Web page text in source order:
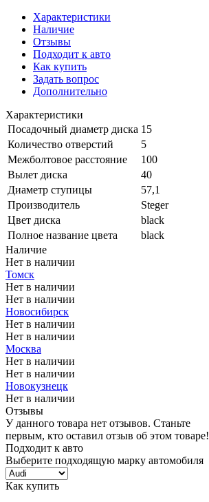
Характеристики
Наличие
Отзывы
Подходит к авто
Как купить
Задать вопрос
Дополнительно
Характеристики
Посадочный диаметр диска 15
Количество отверстий
5
Межболтовое расстояние
100
Вылет диска
40
Диаметр ступицы
57,1
Производитель
Steger
Цвет диска
black
Полное название цвета
black
Наличие
Нет в наличии
Томск
Нет в наличии
Нет в наличии
Новосибирск
Нет в наличии
Нет в наличии
Москва
Нет в наличии
Нет в наличии
Новокузнецк
Нет в наличии
Отзывы
У данного товара нет отзывов. Станьте
первым, кто оставил отзыв об этом товаре!
Подходит к авто
Выберите подходящую марку автомобиля
Как купить